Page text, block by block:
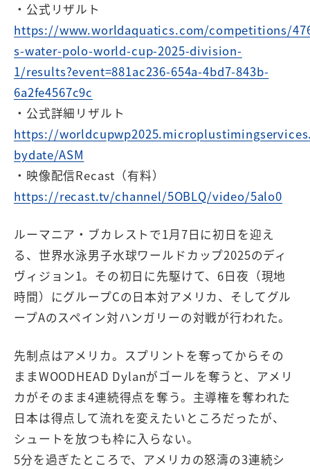
・公式リザルト
https://www.worldaquatics.com/competitions/
s-water-polo-world-cup-2025-division-
1/results?event=881ac236-654a-4bd7-843b-
6a2fe4567c9c
・公式詳細リザルト
https://
bydate/ASM
・映像配信Recast（有料）
https://recast.tv/channel/5OBLQ/video/5alo0
ルーマニア・ブカレストで1月7日に初日を迎え
る、世界水泳男子水球ワールドカップ2025のディ
ヴィジョン1。その初日に先駆けて、6日夜（現地
時間）にグループCの日本対アメリカ、そしてグル
ープAのスペイン対ハンガリーの対戦が行われた。
先制点はアメリカ。スプリントを奪ってからその
ままWOODHEAD Dylanがゴールを奪うと、アメリ
カがそのまま4連続得点を奪う。主導権を奪われた
日本は得点して流れを変えたいところだったが、
シュートを放つも枠に入らない。
5分を過ぎたところで、アメリカの怒濤の3連続シ